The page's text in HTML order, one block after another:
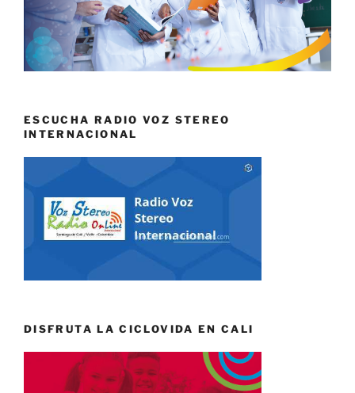
ESCUCHA RADIO VOZ STEREO
INTERNACIONAL
DISFRUTA LA CICLOVIDA EN CALI